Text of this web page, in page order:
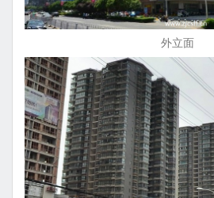
外立面